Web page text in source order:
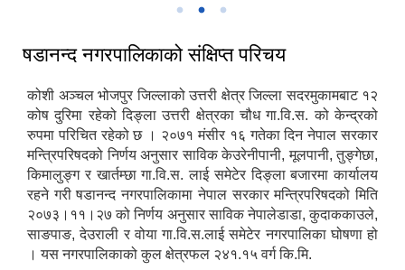
षडानन्द नगरपालिकाको संक्षिप्त परिचय
कोशी अञ्चल भोजपुर जिल्लाको उत्तरी क्षेत्र जिल्ला सदरमुकामबाट १२
कोष दुरिमा रहेको दिङ्ला उत्तरी क्षेत्रका चौध गा.वि.स. को केन्द्रको
रुपमा परिचित रहेको छ । २०७१ मंसीर १६ गतेका दिन नेपाल सरकार
मन्त्रिपरिषदको निर्णय अनुसार साविक केउरेनीपानी, मूलपानी, तुङ्गेछा,
किमालुङ्ग र खार्तम्छा गा.वि.स. लाई समेटेर दिङ्ला बजारमा कार्यालय
रहने गरी षडानन्द नगरपालिकामा नेपाल सरकार मन्त्रिपरिषदको मिति
२०७३।११।२७ को निर्णय अनुसार साविक नेपालेडाडा, कुदाककाउले,
साङपाङ, देउराली र वोया गा.वि.स.लाई समेटेर नगरपालिका घोषणा हो
। यस नगरपालिकाको कुल क्षेत्रफल २४१.१५ वर्ग कि.मि.